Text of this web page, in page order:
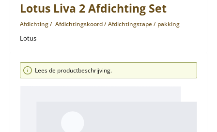
Lotus Liva 2 Afdichting Set
Afdichting / Afdichtingskoord / Afdichtingstape / pakking
Lotus
Afbeeldingengalerij overslaan
Lees de productbeschrijving.